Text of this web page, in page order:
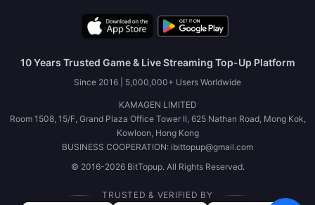
10 Years Trusted Game & Live Streaming Top-Up Platform
Since 2016 | 5,000,000+ Users Worldwide
KAMAGEN LIMITED
Room 1508, 15/F, Grand Plaza Office Tower II, 625 Nathan Road, Mong Kok,
Kowloon, Hong Kong
BUSINESS COOPERATION: ibittopup@gmail.com
© 2016-2026 BitTopup. All Rights Reserved.
TRUSTED & VERIFIED BY